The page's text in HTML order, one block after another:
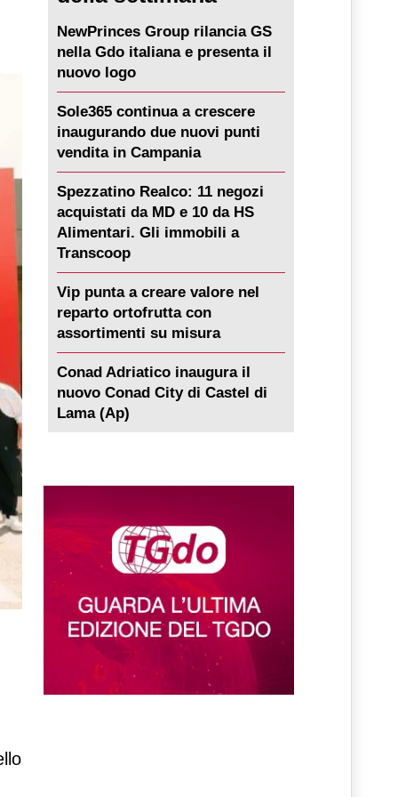
NewPrinces Group rilancia GS
nella Gdo italiana e presenta il
nuovo logo
Sole365 continua a crescere
inaugurando due nuovi punti
vendita in Campania
Spezzatino Realco: 11 negozi
acquistati da MD e 10 da HS
Alimentari. Gli immobili a
Transcoop
Vip punta a creare valore nel
reparto ortofrutta con
assortimenti su misura
Conad Adriatico inaugura il
nuovo Conad City di Castel di
Lama (Ap)